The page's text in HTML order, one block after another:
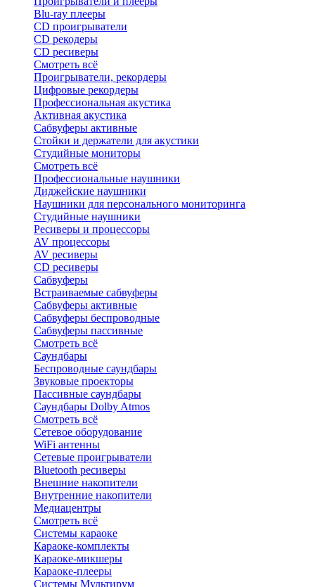
Blu-ray плееры
CD проигрыватели
CD рекодеры
CD ресиверы
Смотреть всё
Проигрыватели, рекордеры
Цифровые рекордеры
Профессиональная акустика
Активная акустика
Сабвуферы активные
Стойки и держатели для акустики
Студийные мониторы
Смотреть всё
Профессиональные наушники
Диджейские наушники
Наушники для персонального мониторинга
Студийные наушники
Ресиверы и процессоры
AV процессоры
AV ресиверы
CD ресиверы
Сабвуферы
Встраиваемые сабвуферы
Сабвуферы активные
Сабвуферы беспроводные
Сабвуферы пассивные
Смотреть всё
Саундбары
Беспроводные саундбары
Звуковые проекторы
Пассивные саундбары
Саундбары Dolby Atmos
Смотреть всё
Сетевое оборудование
WiFi антенны
Сетевые проигрыватели
Bluetooth ресиверы
Внешние накопители
Внутренние накопители
Медиацентры
Смотреть всё
Системы караоке
Караоке-комплекты
Караоке-микшеры
Караоке-плееры
Системы Мультирум